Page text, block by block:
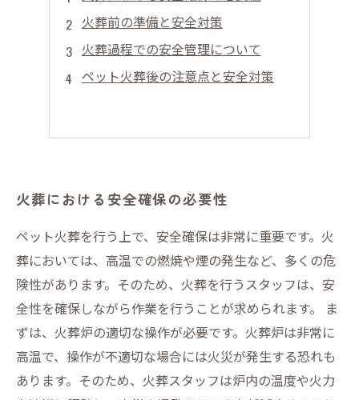
火葬前の準備と安全対策
火葬過程での安全管理について
ペット火葬後の注意点と安全対策
火葬における安全確保の必要性
ペット火葬を行う上で、安全確保は非常に重要です。火
葬においては、高温での燃焼や煙の発生など、多くの危
険性があります。そのため、火葬を行うスタッフは、安
全性を確保しながら作業を行うことが求められます。 ま
ずは、火葬炉の適切な操作が必要です。火葬炉は非常に
高温で、操作が不適切な場合には火災が発生する恐れも
あります。そのため、火葬スタッフは炉内の温度や火力